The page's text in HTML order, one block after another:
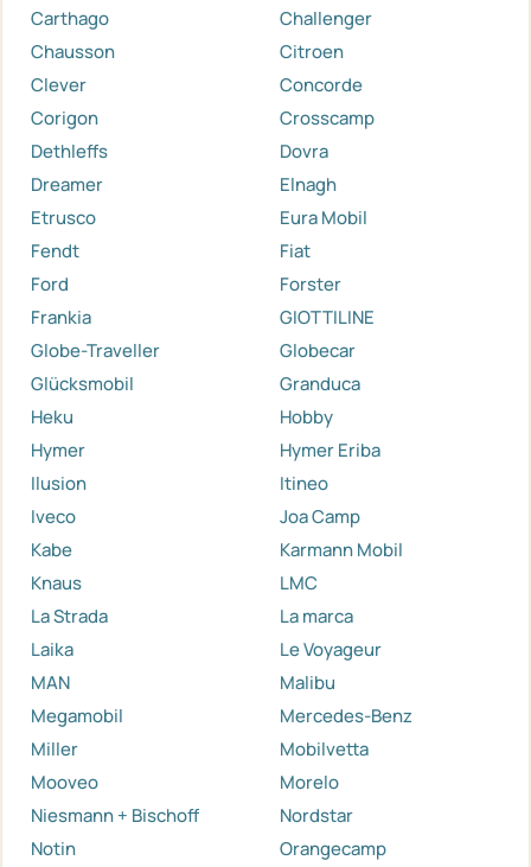
Carthago
Challenger
Chausson
Citroen
Clever
Concorde
Corigon
Crosscamp
Dethleffs
Dovra
Dreamer
Elnagh
Etrusco
Eura Mobil
Fendt
Fiat
Ford
Forster
Frankia
GIOTTILINE
Globe-Traveller
Globecar
Glücksmobil
Granduca
Heku
Hobby
Hymer
Hymer Eriba
Ilusion
Itineo
Iveco
Joa Camp
Kabe
Karmann Mobil
Knaus
LMC
La Strada
La marca
Laika
Le Voyageur
MAN
Malibu
Megamobil
Mercedes-Benz
Miller
Mobilvetta
Mooveo
Morelo
Niesmann + Bischoff
Nordstar
Notin
Orangecamp